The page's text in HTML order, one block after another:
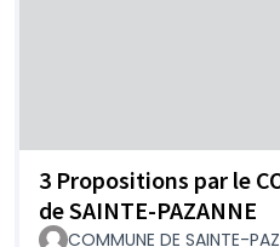
3 Propositions par le
de SAINTE-PAZANNE
COMMUNE DE SAINTE-